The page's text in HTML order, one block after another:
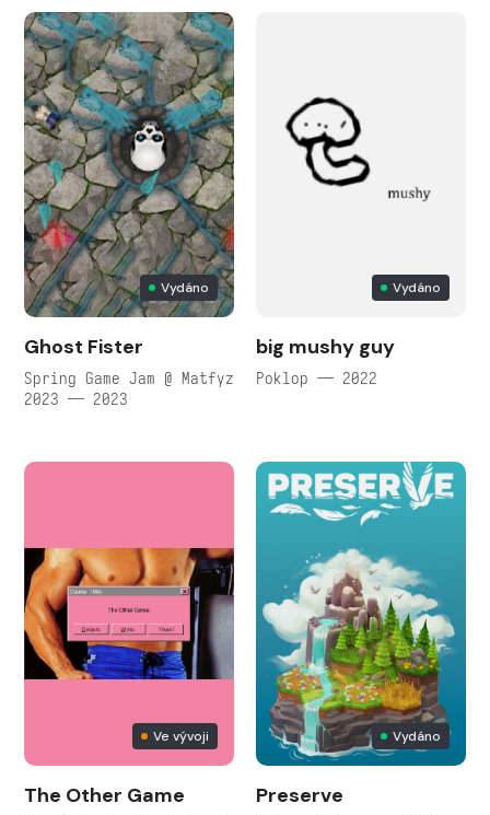
Vydáno
Ghost Fister
Spring Game Jam @ Matfyz
2023 — 2023
Vydáno
big mushy guy
Poklop — 2022
Ve vývoji
The Other Game
Vydáno
Preserve